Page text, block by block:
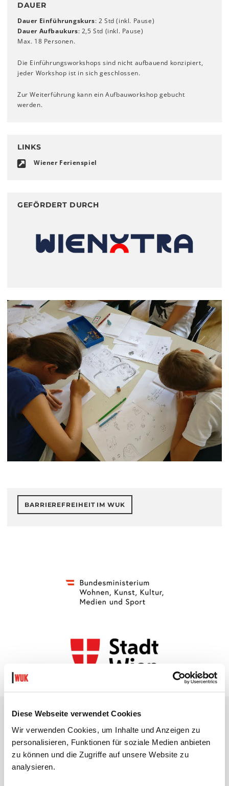
Diese Webseite verwendet Cookies
Wir verwenden Cookies, um Inhalte und Anzeigen zu
personalisieren, Funktionen für soziale Medien anbieten
zu können und die Zugriffe auf unsere Website zu
analysieren.
DAUER
Dauer Einführungskurs: 2 Std (inkl. Pause)
Dauer Aufbaukurs: 2,5 Std (inkl. Pause)
Max. 18 Personen.
Die Einführungsworkshops sind nicht aufbauend konzipiert,
jeder Workshop ist in sich geschlossen.
Zur Weiterführung kann ein Aufbauworkshop gebucht
werden.
LINKS
Wiener Ferienspiel
GEFÖRDERT DURCH
BARRIEREFREIHEIT IM WUK
TICKETS/ VORVERKAUF/
RESERVIERUNG